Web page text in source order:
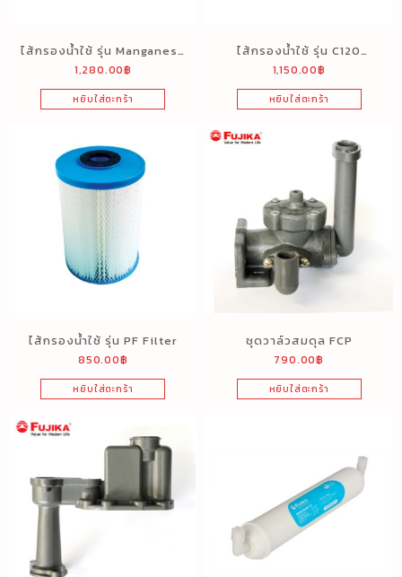
ไส้กรองน้ำใช้ รุ่น Manganese
Filter
1,280.00฿
หยิบใส่ตะกร้า
ไส้กรองน้ำใช้ รุ่น C120
Carbon Filter
1,150.00฿
หยิบใส่ตะกร้า
ไส้กรองน้ำใช้ รุ่น PF Filter
850.00฿
หยิบใส่ตะกร้า
ชุดวาล์วสมดุล FCP
790.00฿
หยิบใส่ตะกร้า